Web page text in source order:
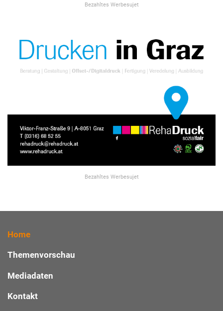
Bezahltes Werbesujet
Bezahltes Werbesujet
Home
Themenvorschau
Mediadaten
Kontakt